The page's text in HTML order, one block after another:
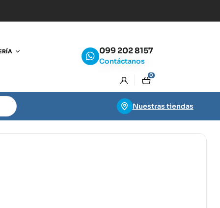
099 202 8157
Contáctanos
0
Nuestras tiendas